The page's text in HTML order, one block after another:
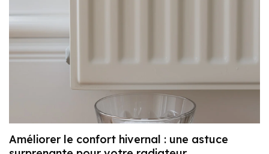
Améliorer le confort hivernal : une astuce